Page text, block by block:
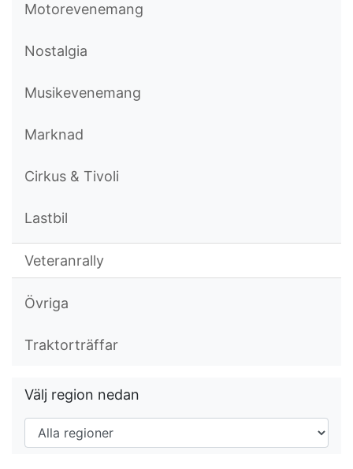
Motorevenemang
Nostalgia
Musikevenemang
Marknad
Cirkus & Tivoli
Lastbil
Veteranrally
Övriga
Traktorträffar
Välj region nedan